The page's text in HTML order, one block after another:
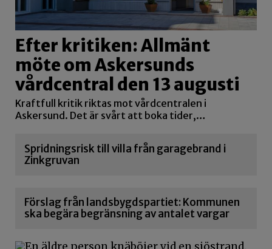
Efter kritiken: Allmänt
möte om Askersunds
vårdcentral den 13 augusti
Kraftfull kritik riktas mot vårdcentralen i
Askersund. Det är svårt att boka tider,…
Spridningsrisk till villa från garagebrand i
Zinkgruvan
Förslag från landsbygdspartiet: Kommunen
ska begära begränsning av antalet vargar